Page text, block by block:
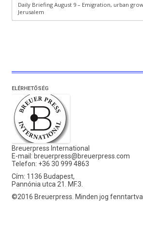
ELÉRHETŐSÉG
Breuerpress International
E-mail: breuerpress@breuerpress.com
Telefon: +36 30 999 4863
Cím: 1136 Budapest,
Pannónia utca 21. MF.3.
©2016 Breuerpress. Minden jog fenntartva.